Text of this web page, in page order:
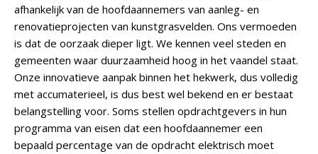
afhankelijk van de hoofdaannemers van aanleg- en
renovatieprojecten van kunstgrasvelden. Ons vermoeden
is dat de oorzaak dieper ligt. We kennen veel steden en
gemeenten waar duurzaamheid hoog in het vaandel staat.
Onze innovatieve aanpak binnen het hekwerk, dus volledig
met accumaterieel, is dus best wel bekend en er bestaat
belangstelling voor. Soms stellen opdrachtgevers in hun
programma van eisen dat een hoofdaannemer een
bepaald percentage van de opdracht elektrisch moet